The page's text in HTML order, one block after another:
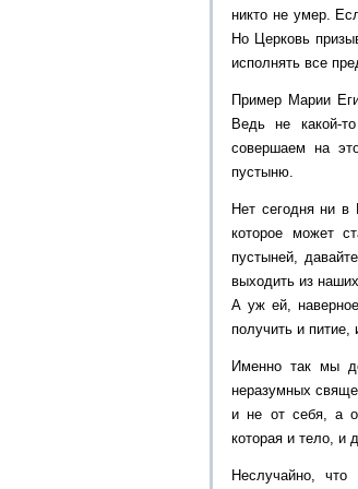
никто не умер.
Но Церковь
исполнять все
Пример Марии
Ведь не какой-
совершаем на
пустыню.
Нет сегодня ни в
которое может
пустыней,
выходить из
А уж ей,
получить и питие,
Именно так мы
неразумных
и не от себя, а
которая и тело, и
Неслучайно, что